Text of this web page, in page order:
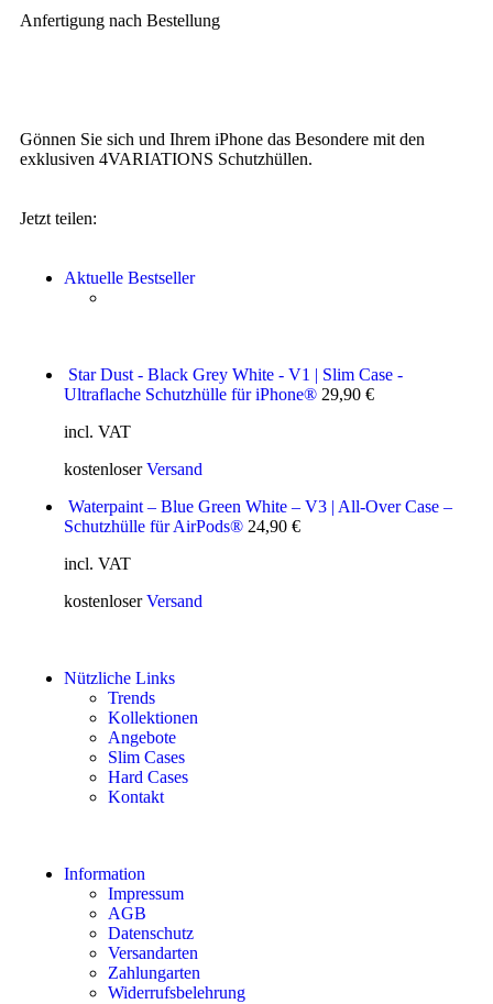
Anfertigung nach Bestellung
Gönnen Sie sich und Ihrem iPhone das Besondere mit den
exklusiven 4VARIATIONS Schutzhüllen.
Jetzt teilen:
Aktuelle Bestseller
Star Dust - Black Grey White - V1 | Slim Case -
Ultraflache Schutzhülle für iPhone® 29,90 €
incl. VAT
kostenloserVersand
Waterpaint – Blue Green White – V3 | All-Over Case –
Schutzhülle für AirPods® 24,90 €
incl. VAT
kostenloserVersand
Nützliche Links
Trends
Kollektionen
Angebote
Slim Cases
Hard Cases
Kontakt
Information
Impressum
AGB
Datenschutz
Versandarten
Zahlungarten
Widerrufsbelehrung